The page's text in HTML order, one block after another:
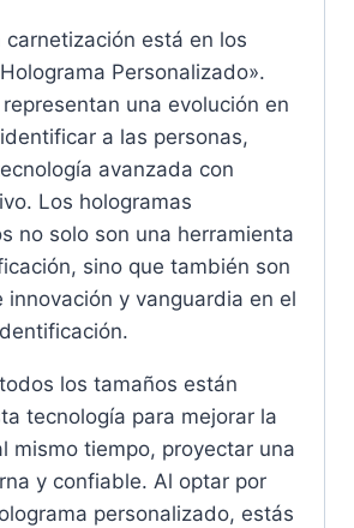
carnetización está en los
Personalizado».
una evolución en
a las personas,
avanzada con
Los hologramas
no solo son una herramienta
sino que también son
innovación y vanguardia en el
los tamaños están
tecnología para mejorar la
mismo tiempo, proyectar una
y confiable. Al optar por
personalizado, estás